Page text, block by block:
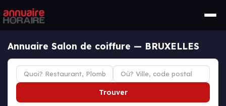
Annuaire Salon de coiffure — BRUXELLES
Trouver